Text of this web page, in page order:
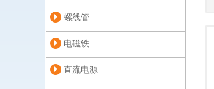
螺线管
电磁铁
直流电源